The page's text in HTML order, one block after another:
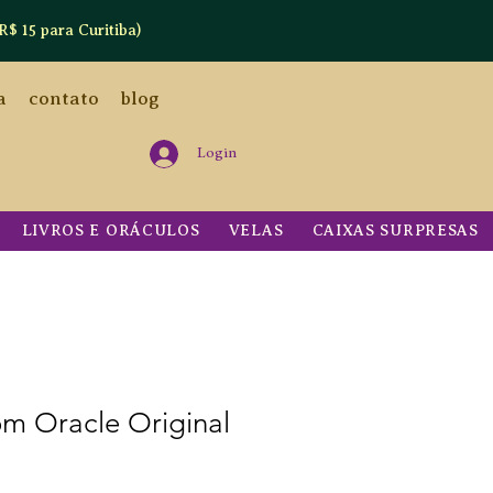
15 para Curitiba)
contato blog
Login
LIVROS E ORÁCULOS VELAS CAIXAS SURPRESAS
Oracle Original